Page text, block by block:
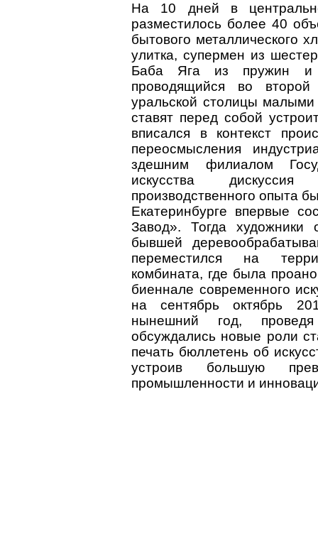
На 10 дней в
разместилось более 40
бытового металлического
улитка, супермен из
Баба Яга из пружин и
проводящийся во
уральской столицы
ставят перед собой
вписался в контекст
переосмысления
здешним филиалом
искусства
производственного опыта
Екатеринбурге впервые
Завод». Тогда
бывшей
переместился на
комбината, где была
биеннале современного
на сентябрь октябрь
нынешний год,
обсуждались новые роли
печать бюллетень об
устроив большую
промышленности и